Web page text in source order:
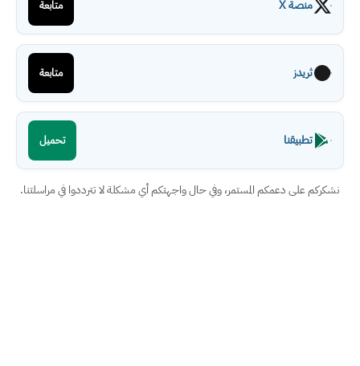
منصة X متابعة
ثريدز متابعة
تطبيقنا تحميل
نشكركم على دعمكم المستمر، وفي حال واجهتكم أي مشكلة لا تترددوا في مراسلتنا.